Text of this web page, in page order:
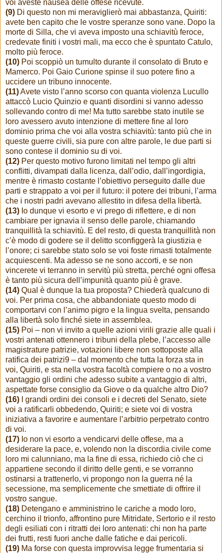
voi aveste nausea delle offese ricevute.
(9) Di questo non mi meraviglierò mai abbastanza, Quiriti:
avete ben capito che le vostre speranze sono vane. Dopo la
morte di Silla, che vi aveva imposto una schiavitù feroce,
credevate finiti i vostri mali, ma ecco che è spuntato Catulo,
molto più feroce.
(10) Poi scoppiò un tumulto durante il consolato di Bruto e
Mamerco. Poi Gaio Curione spinse il suo potere fino a
uccidere un tribuno innocente.
(11)Avete visto l’anno scorso con quanta violenza Lucullo
attaccò Lucio Quinzio e quanti disordini si vanno adesso
sollevando contro di me! Ma tutto sarebbe stato inutile se
loro avessero avuto intenzione di mettere fine al loro
dominio prima che voi alla vostra schiavitù: tanto più che in
queste guerre civili, sia pure con altre parole, le due parti si
sono contese il dominio su di voi.
(12) Per questo motivo furono limitati nel tempo gli altri
conflitti, divampati dalla licenza, dall’odio, dall’ingordigia,
mentre è rimasto costante l’obiettivo perseguito dalle due
parti e strappato a voi per il futuro: il potere dei tribuni, l’arma
che i nostri padri avevano allestito in difesa della libertà.
(13) Io dunque vi esorto e vi prego di riflettere, e di non
cambiare per ignavia il senso delle parole, chiamando
tranquillità la schiavitù. E del resto, di questa tranquillità non
c’è modo di godere se il delitto sconfiggerà la giustizia e
l’onore; ci sarebbe stato solo se voi foste rimasti totalmente
acquiescenti. Ma adesso se ne sono accorti, e se non
vincerete vi terranno in servitù più stretta, perché ogni offesa
è tanto più sicura dell’impunità quanto più è grave.
(14) Qual è dunque la tua proposta? Chiederà qualcuno di
voi. Per prima cosa, che abbandoniate questo modo di
comportarvi con l’animo pigro e la lingua svelta, pensando
alla libertà solo finché siete in assemblea.
(15) Poi – non vi invito a quelle azioni virili grazie alle quali i
vostri antenati ottennero i tribuni della plebe, l’accesso alle
magistrature patrizie, votazioni libere non sottoposte alla
ratifica dei patrizi9 – dal momento che tutta la forza sta in
voi, Quiriti, e sta nella vostra facoltà compiere o no a vostro
vantaggio gli ordini che adesso subite a vantaggio di altri,
aspettate forse consiglio da Giove o da qualche altro Dio?
(16) I grandi ordini dei consoli e i decreti del Senato, siete
voi a ratificarli obbedendo, Quiriti; e siete voi di vostra
iniziativa a favorire e aumentare l’arbitrio perpetrato contro
di voi.
(17) Io non vi esorto a vendicarvi delle offese, ma a
desiderare la pace, e, volendo non la discordia civile come
loro mi calunniano, ma la fine di essa, richiedo ciò che ci
appartiene secondo il diritto delle genti, e se vorranno
ostinarsi a trattenerlo, vi propongo non la guerra né la
secessione, ma semplicemente che smettiate di offrire il
vostro sangue.
(18) Detengano e amministrino le cariche a modo loro,
cerchino il trionfo, affrontino pure Mitridate, Sertorio e il resto
degli esiliati con i ritratti dei loro antenati: chi non ha parte
dei frutti, resti fuori anche dalle fatiche e dai pericoli.
(19) Ma forse con questa improvvisa legge frumentaria si